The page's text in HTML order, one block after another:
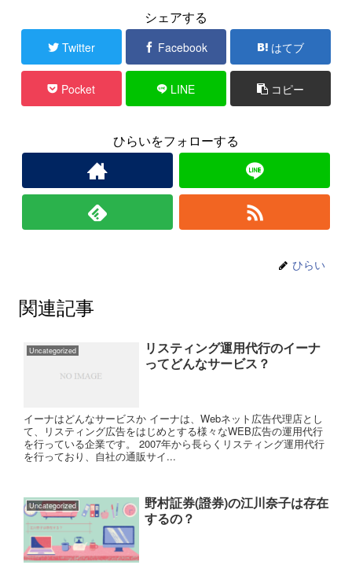
シェアする
Twitter Facebook はてブ
Pocket LINE コピー
ひらいをフォローする
ひらい
関連記事
Uncategorized
リスティング運用代行のイーナ
ってどんなサービス？
イーナはどんなサービスか イーナは、Webネット広告代理店とし
て、リスティング広告をはじめとする様々なWEB広告の運用代行
を行っている企業です。 2007年から長らくリスティング運用代行
を行っており、自社の通販サイ...
Uncategorized
野村証券(證券)の江川奈子は存在
するの？